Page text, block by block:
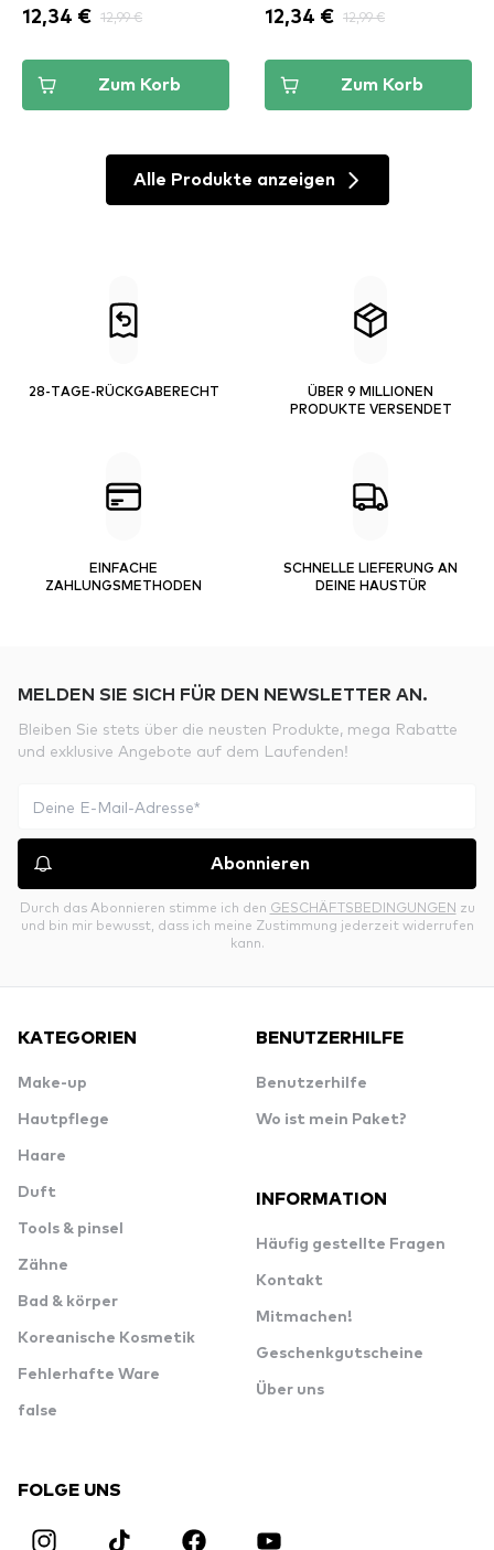
12,34 € 12,99 €
Zum Korb
12,34 € 12,99 €
Zum Korb
Alle Produkte anzeigen
28-TAGE-RÜCKGABERECHT
ÜBER 9 MILLIONEN
PRODUKTE VERSENDET
EINFACHE
ZAHLUNGSMETHODEN
SCHNELLE LIEFERUNG AN
DEINE HAUSTÜR
MELDEN SIE SICH FÜR DEN NEWSLETTER AN.
Bleiben Sie stets über die neusten Produkte, mega Rabatte
und exklusive Angebote auf dem Laufenden!
Abonnieren
Durch das Abonnieren stimme ich den GESCHÄFTSBEDINGUNGEN zu
und bin mir bewusst, dass ich meine Zustimmung jederzeit widerrufen
kann.
KATEGORIEN
Make-up
Hautpflege
Haare
Duft
Tools & pinsel
Zähne
Bad & körper
Koreanische Kosmetik
Fehlerhafte Ware
false
BENUTZERHILFE
Benutzerhilfe
Wo ist mein Paket?
INFORMATION
Häufig gestellte Fragen
Kontakt
Mitmachen!
Geschenkgutscheine
Über uns
FOLGE UNS